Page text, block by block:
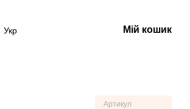
Укр Мій кошик
Артикул